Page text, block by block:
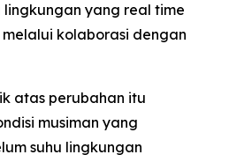
yang real time
kolaborasi dengan
atas perubahan itu
musiman yang
suhu lingkungan